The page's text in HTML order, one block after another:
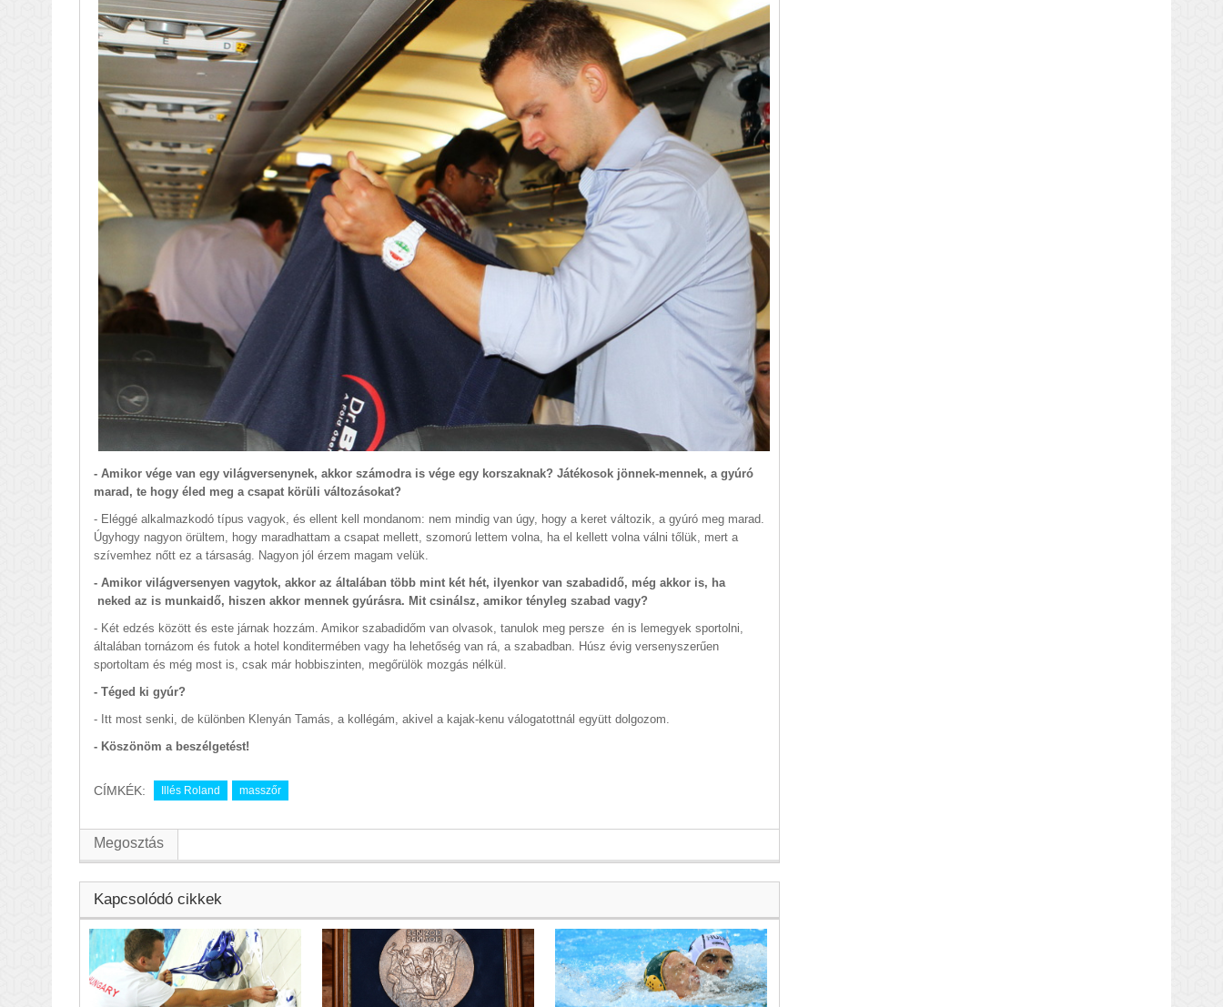
- Amikor vége van egy világversenynek, akkor számodra is vége egy korszaknak? Játékosok jönnek-mennek, a gyúró
marad, te hogy éled meg a csapat körüli változásokat?
- Eléggé alkalmazkodó típus vagyok, és ellent kell mondanom: nem mindig van úgy, hogy a keret változik, a gyúró meg marad.
Úgyhogy nagyon örültem, hogy maradhattam a csapat mellett, szomorú lettem volna, ha el kellett volna válni tőlük, mert a
szívemhez nőtt ez a társaság. Nagyon jól érzem magam velük.
- Amikor világversenyen vagytok, akkor az általában több mint két hét, ilyenkor van szabadidő, még akkor is, ha
neked az is munkaidő, hiszen akkor mennek gyúrásra. Mit csinálsz, amikor tényleg szabad vagy?
- Két edzés között és este járnak hozzám. Amikor szabadidőm van olvasok, tanulok meg persze én is lemegyek sportolni,
általában tornázom és futok a hotel konditermében vagy ha lehetőség van rá, a szabadban. Húsz évig versenyszerűen
sportoltam és még most is, csak már hobbiszinten, megőrülök mozgás nélkül.
- Téged ki gyúr?
- Itt most senki, de különben Klenyán Tamás, a kollégám, akivel a kajak-kenu válogatottnál együtt dolgozom.
- Köszönöm a beszélgetést!
CÍMKÉK: Illés Roland masszőr
Megosztás
Kapcsolódó cikkek